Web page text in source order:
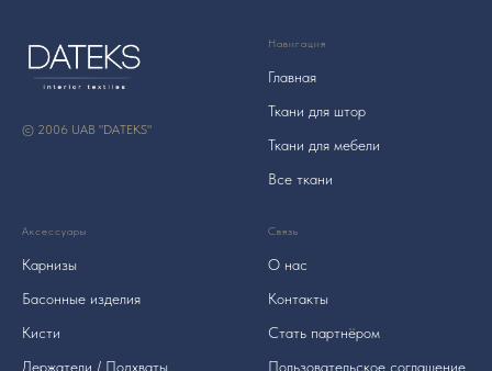
© 2006 UAB "DATEKS"
Навигация
Главная
Ткани для штор
Ткани для мебели
Все ткани
Аксессуары
Карнизы
Басонные изделия
Кисти
Держатели / Подхваты
Связь
О нас
Контакты
Стать партнёром
Пользовательское соглашение